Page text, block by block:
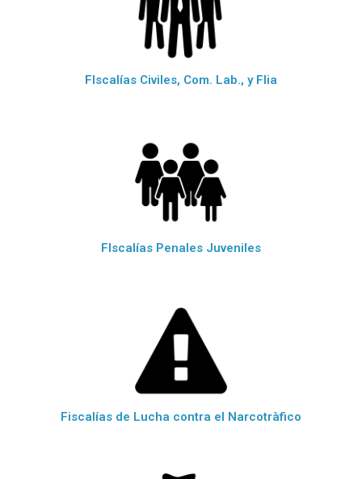
FIscalías Civiles, Com. Lab., y Flia
FIscalías Penales Juveniles
Fiscalías de Lucha contra el Narcotràfico